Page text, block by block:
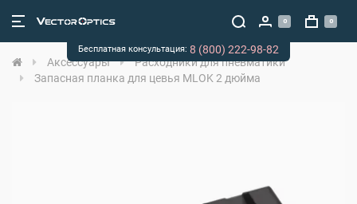
0 0
Аксессуары
Расходники для пневматики
Запасная планка для цевья MLOK 2 дюйма
Бесплатная консультация: 8 (800) 222-98-82